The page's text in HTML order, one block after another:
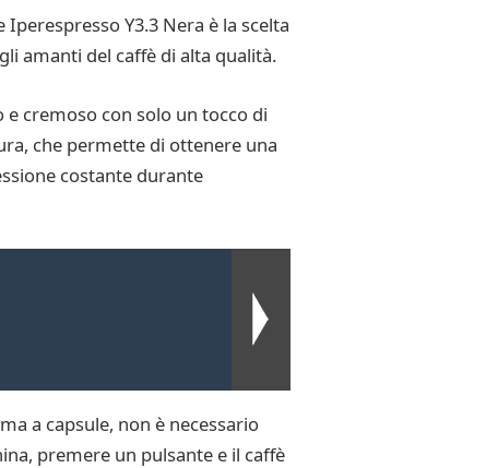
Y3.3 Nera è la scelta
amanti del caffè di alta qualità.
e cremoso con solo un tocco di
che permette di ottenere una
costante durante
a capsule, non è necessario
premere un pulsante e il caffè